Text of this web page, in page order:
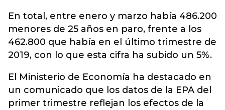
En total, entre enero y marzo había 486.200
menores de 25 años en paro, frente a los
462.800 que había en el último trimestre de
2019, con lo que esta cifra ha subido un 5%.
El Ministerio de Economía ha destacado en
un comunicado que los datos de la EPA del
primer trimestre reflejan los efectos de la